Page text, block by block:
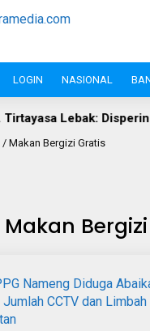
LOGIN NASIONAL
Sebut Kini
/ Makan Bergizi Gratis
Makan